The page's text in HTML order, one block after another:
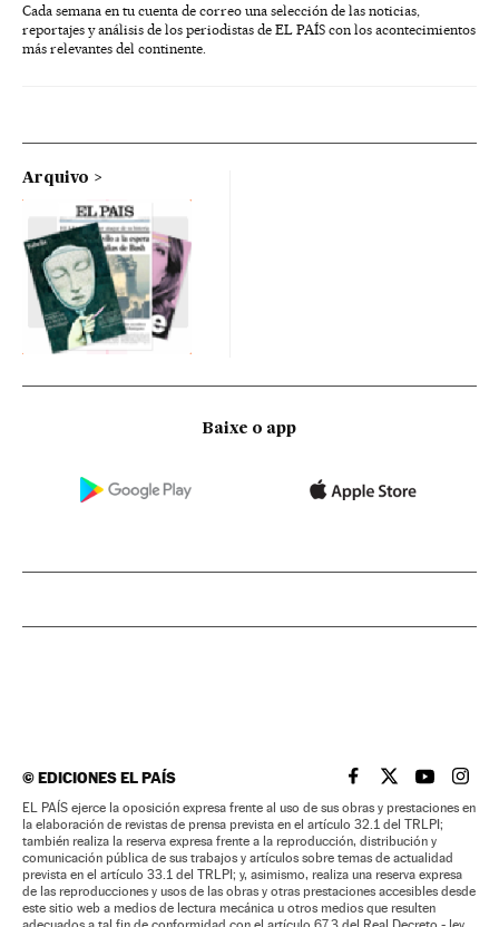
Cada semana en tu cuenta de correo una selección de las noticias,
reportajes y análisis de los periodistas de EL PAÍS con los acontecimientos
más relevantes del continente.
Arquivo
Baixe o app
©EDICIONES EL PAÍS EL PAÍS BRASIL EN
EL PAÍSEL PAÍS
EL
EL PAÍS ejerce la oposición expresa frente al uso de sus obras y prestaciones en
la elaboración de revistas de prensa prevista en el artículo 32.1 del TRLPI;
también realiza la reserva expresa frente a la reproducción, distribución y
comunicación pública de sus trabajos y artículos sobre temas de actualidad
prevista en el artículo 33.1 del TRLPI; y, asimismo, realiza una reserva expresa
de las reproducciones y usos de las obras y otras prestaciones accesibles desde
este sitio web a medios de lectura mecánica u otros medios que resulten